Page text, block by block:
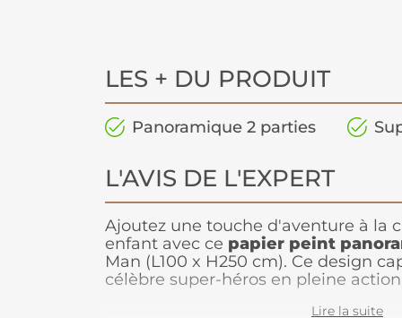
LES + DU PRODUIT
Panoramique 2 parties
L'AVIS DE L'EXPERT
Ajoutez une touche d'aventure à la
enfant avec ce papier peint
Man (L100 x H250 cm). Ce design
célèbre super-héros en pleine
Lire la suite